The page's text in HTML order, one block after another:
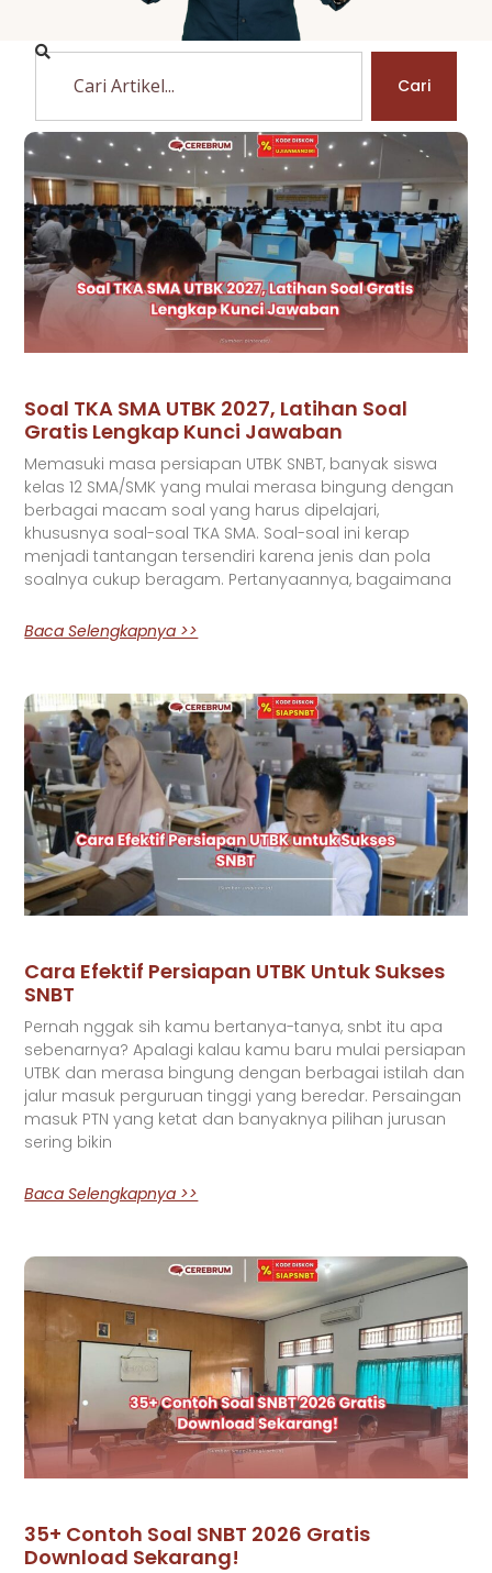
Cari
Soal TKA SMA UTBK 2027, Latihan Soal
Gratis Lengkap Kunci Jawaban
Memasuki masa persiapan UTBK SNBT, banyak siswa
kelas 12 SMA/SMK yang mulai merasa bingung dengan
berbagai macam soal yang harus dipelajari,
khususnya soal-soal TKA SMA. Soal-soal ini kerap
menjadi tantangan tersendiri karena jenis dan pola
soalnya cukup beragam. Pertanyaannya, bagaimana
Baca Selengkapnya >>
Cara Efektif Persiapan UTBK Untuk Sukses
SNBT
Pernah nggak sih kamu bertanya-tanya, snbt itu apa
sebenarnya? Apalagi kalau kamu baru mulai persiapan
UTBK dan merasa bingung dengan berbagai istilah dan
jalur masuk perguruan tinggi yang beredar. Persaingan
masuk PTN yang ketat dan banyaknya pilihan jurusan
sering bikin
Baca Selengkapnya >>
35+ Contoh Soal SNBT 2026 Gratis
Download Sekarang!